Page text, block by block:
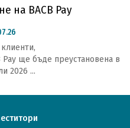
на BACB Pay
Pay ще бъде преустановена в
2026 ...